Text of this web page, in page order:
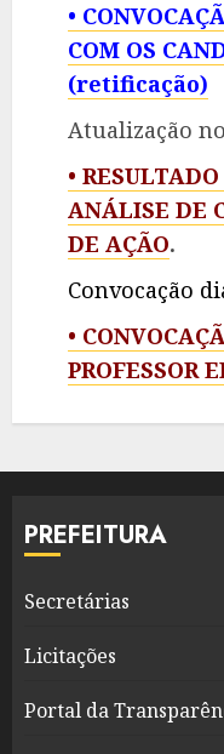
•
COM OS
(retificação)
Atualização
•
ANÁLISE DE
DE AÇÃO.
Convocação
•
PROFESSOR
PREFEITURA
Secretárias
Licitações
Portal da